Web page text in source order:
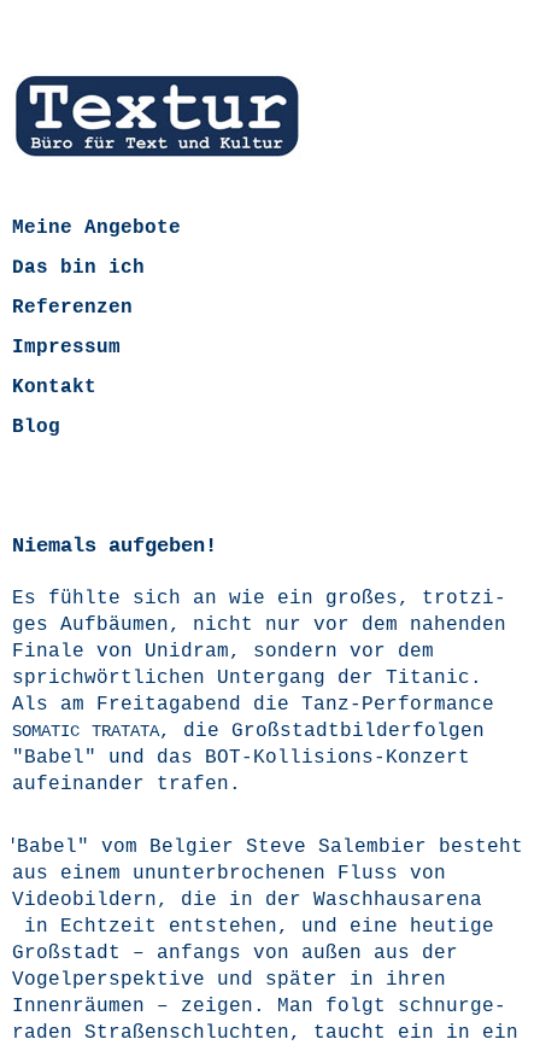
Meine Angebote
Das bin ich
Referenzen
Impressum
Kontakt
Blog
Niemals aufgeben!
Es fühl­te sich an wie ein gro­ßes, trot­zi­
ges Auf­bäu­men, nicht nur vor dem nahen­den
Fina­le von Uni­dram, son­dern vor dem
sprich­wört­li­chen Unter­gang der Tita­nic.
Als am Frei­tag­abend die Tanz-Per­for­mance
SOMATIC TRATATA, die Groß­stadt­bil­der­fol­gen
"Babel" und das BOT-Kol­li­si­ons-Kon­zert
auf­ein­an­der trafen.
"Babel" vom Bel­gi­er Ste­ve Salem­bier besteht
aus einem unun­ter­bro­che­nen Fluss von
Video­bil­dern, die in der Wasch­haus­a­re­na
in Echt­zeit ent­ste­hen, und eine heu­ti­ge
Groß­stadt – anfangs von außen aus der
Vogel­per­spek­ti­ve und spä­ter in ihren
Innen­räu­men – zei­gen. Man folgt schnur­ge­
ra­den Stra­ßen­schluch­ten, taucht ein in ein